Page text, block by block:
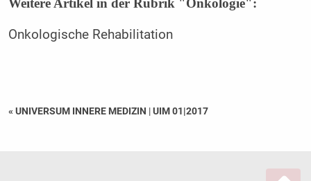
Weitere Artikel in der Rubrik "Onkologie":
Onkologische Rehabilitation
« UNIVERSUM INNERE MEDIZIN |UIM 01|2017